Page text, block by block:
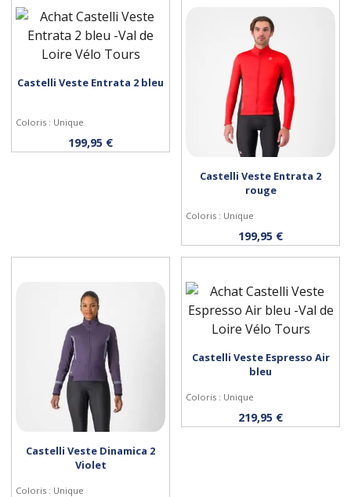
Castelli Veste Entrata 2 bleu
Coloris : Unique
199,95 €
Personnaliser
Castelli Veste Entrata 2
rouge
Coloris : Unique
199,95 €
Castelli Veste Dinamica 2
Violet
Coloris : Unique
Personnaliser
Castelli Veste Espresso Air
bleu
Coloris : Unique
219,95 €